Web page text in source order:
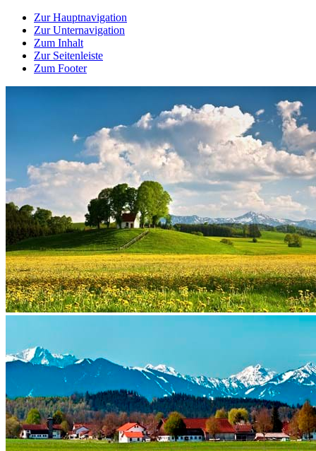
Zur Hauptnavigation
Zur Unternavigation
Zum Inhalt
Zur Seitenleiste
Zum Footer